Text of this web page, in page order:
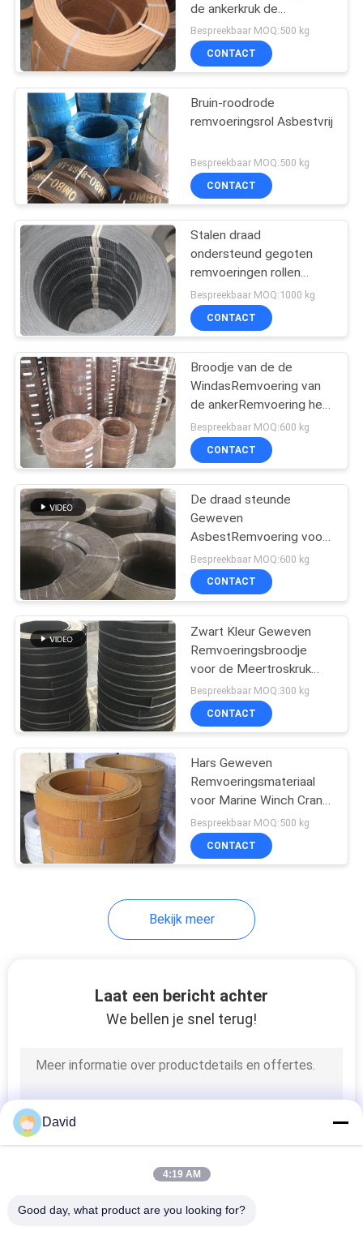
PRIVACY
POLICY
de ankerkruk de
Tractiemachine
Luchtcrane brake lining
Bespreekbaar MOQ:500 kg
CONTACT
Bruin-roodrode
remvoeringsrol Asbestvrij
Bespreekbaar MOQ:500 kg
CONTACT
Stalen draad
ondersteund gegoten
remvoeringen rollen
Stalen gaas Versterkte
rubberremvoeringen
Bespreekbaar MOQ:1000 kg
CONTACT
Broodje van de de
WindasRemvoering van
de ankerRemvoering het
Materiële voor de Kruk
van de Tractiemachine
Bespreekbaar MOQ:600 kg
CONTACT
De draad steunde
Geweven
AsbestRemvoering voor
Hoge Graad van
Wrijvinggebied
Bespreekbaar MOQ:600 kg
CONTACT
Zwart Kleur Geweven
Remvoeringsbroodje
voor de Meertroskruk
van de Ankerwindas met
Messing
Bespreekbaar MOQ:300 kg
CONTACT
Hars Geweven
Remvoeringsmateriaal
voor Marine Winch Crane
Hoist Tractor-Olieveld
Bespreekbaar MOQ:500 kg
CONTACT
Bekijk meer
Laat een bericht achter
We bellen je snel terug!
David
4:19 AM
Good day, what product are you looking for?